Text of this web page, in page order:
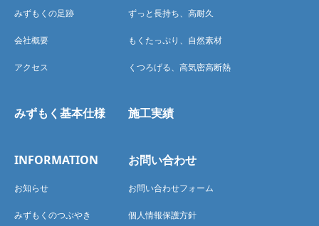
みずもくの足跡
会社概要
アクセス
ずっと長持ち、高耐久
もくたっぷり、自然素材
くつろげる、高気密高断熱
みずもく基本仕様 施工実績
INFORMATION
お知らせ
みずもくのつぶやき
お問い合わせ
お問い合わせフォーム
個人情報保護方針